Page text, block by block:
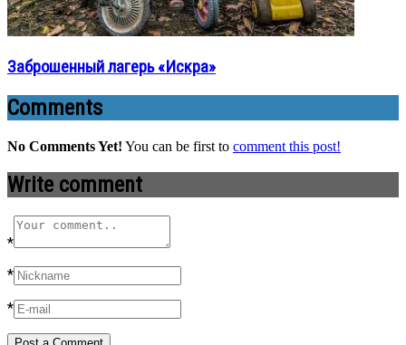
Заброшенный лагерь «Искра»
Comments
No Comments Yet! You can be first to comment this post!
Write comment
*
*
*